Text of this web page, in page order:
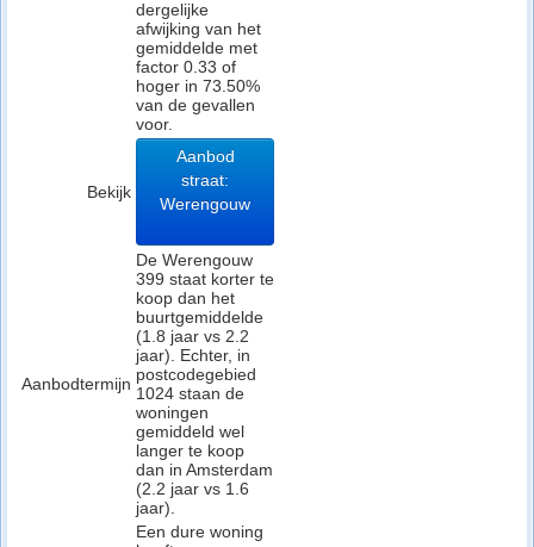
dergelijke
afwijking van het
gemiddelde met
factor 0.33 of
hoger in 73.50%
van de gevallen
voor.
Bekijk
Aanbod
straat:
Werengouw
Aanbodtermijn
De Werengouw
399 staat korter te
koop dan het
buurtgemiddelde
(1.8 jaar vs 2.2
jaar). Echter, in
postcodegebied
1024 staan de
woningen
gemiddeld wel
langer te koop
dan in Amsterdam
(2.2 jaar vs 1.6
jaar).
Een dure woning